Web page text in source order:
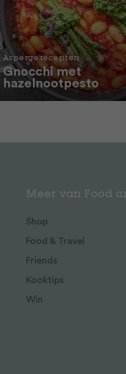
Asperge recepten
Gnocchi met
hazelnootpesto
Meer van Food
Shop
Food & Travel
Friends
Kooktips
Win